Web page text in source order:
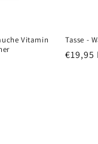
Vitamin
Tasse -
€19,95